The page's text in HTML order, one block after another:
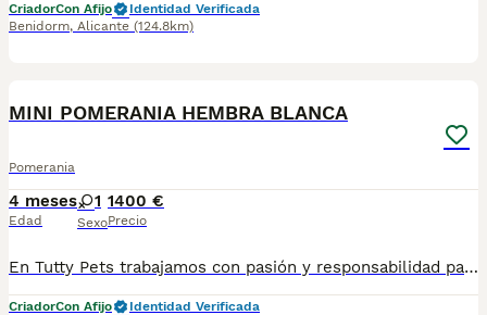
CriadorCon Afijo
Identidad Verificada
Benidorm, Alicante (124.8km)
MINI POMERANIA HEMBRA BLANCA
Pomerania
4 meses
Edad
1
Sexo
1400 €
Precio
En Tutty Pets trabajamos con pasión y responsabilidad para ofrecerte compañeros de vida sanos, equilibrados y con todas las garantías. Te garantizamos: ✅ Vacunas correspondientes a su edad. ✅ Cartilla veterinaria. ✅ Desparasitación interna y externa. ✅ Pasaporte y microchip. ✅ Garantías víricas y congénitas. ✅ Contrato de compraventa sellado por la empresa. ✅ Envíos a toda la península (según kilometraje). ✅ Financiación a medida de 6 a 48 meses, con y sin intereses. 💕 Listo para encontrar una familia que le quiera para toda la vida. 📩 Solicita más información sin compromiso. 🐶 Tutty Pets, donde nacen grandes compañeros.
CriadorCon Afijo
Identidad Verificada